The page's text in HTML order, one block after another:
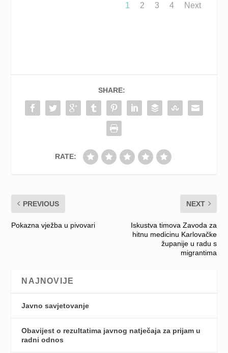
1 2 3 4 Next
SHARE:
RATE:
PREVIOUS
Pokazna vježba u pivovari
NEXT
Iskustva timova Zavoda za
hitnu medicinu Karlovačke
županije u radu s
migrantima
NAJNOVIJE
Javno savjetovanje
Obavijest o rezultatima javnog natječaja za prijam u
radni odnos